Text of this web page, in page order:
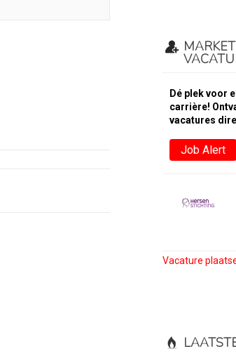
Dé plek voor
carrière!
vacatures
Job Alert
Vacature